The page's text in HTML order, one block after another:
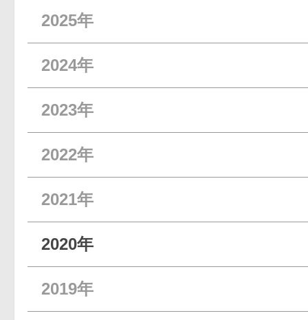
2025年
2024年
2023年
2022年
2021年
2020年
2019年